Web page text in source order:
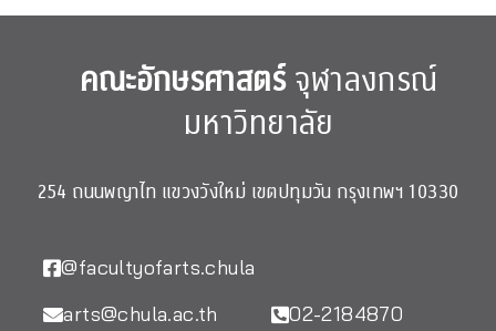
คณะอักษรศาสตร์จุฬาลงกรณ์
มหาวิทยาลัย
254 ถนนพญาไท แขวงวังใหม่ เขตปทุมวัน กรุงเทพฯ 10330
@facultyofarts.chula
arts@chula.ac.th
02-2184870